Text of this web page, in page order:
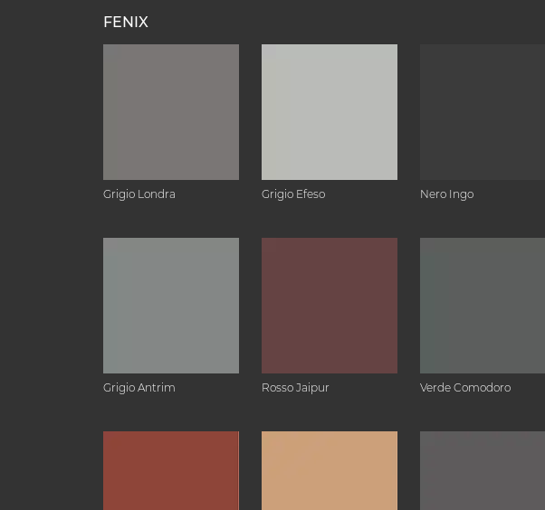
FENIX
Grigio Londra Grigio Efeso Nero Ingo
Grigio Antrim Rosso Jaipur Verde Comodoro